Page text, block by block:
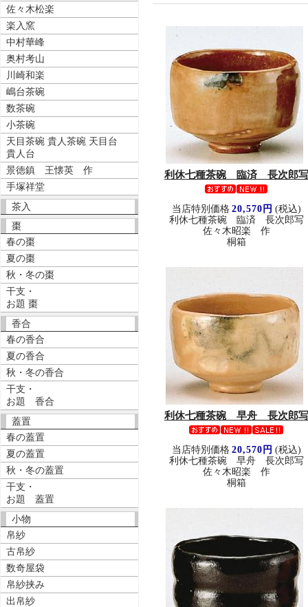
佐々木松楽
楽入窯
中村華峰
奥村考山
川崎和楽
嶋台茶碗
数茶碗
小茶碗
天目茶碗 貴人茶碗 天目台
貴人台
景徳鎮 王懐英 作
手塚祥堂
茶入
棗
春の棗
夏の棗
秋・冬の棗
干支・
お題 棗
香合
春の香合
夏の香合
秋・冬の香合
干支・
お題 香合
蓋置
春の蓋置
夏の蓋置
秋・冬の蓋置
干支・
お題 蓋置
小物
帛紗
古帛紗
数奇屋袋
帛紗挟み
出帛紗
利休七種茶碗 臨済 長次郎写
当店特別価格 20,570円 (税込)
利休七種茶碗 臨済 長次郎写
佐々木昭楽 作
桐箱
利休七種茶碗 早舟 長次郎写
当店特別価格 20,570円 (税込)
利休七種茶碗 早舟 長次郎写
佐々木昭楽 作
桐箱